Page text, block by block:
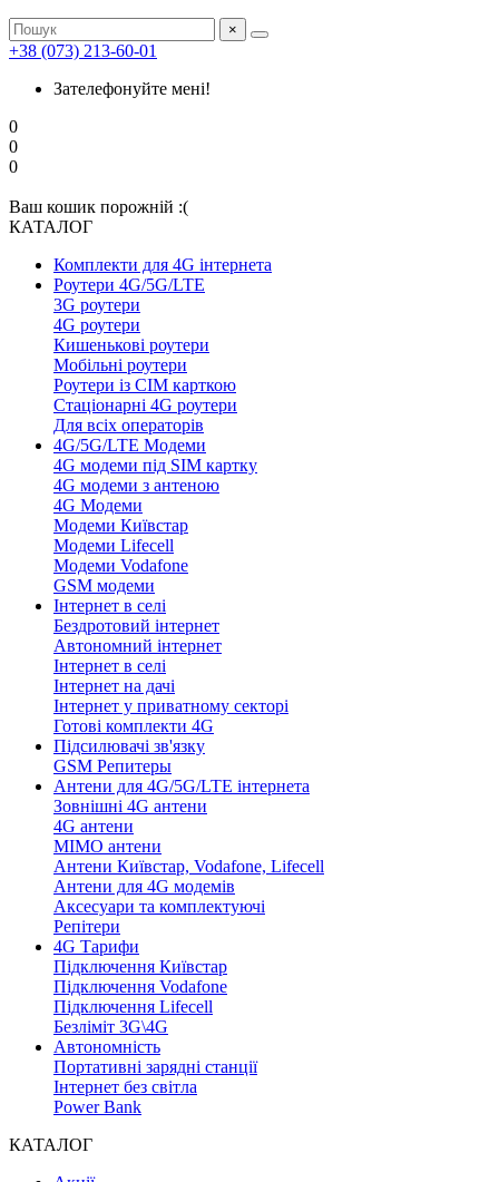
×
+38 (073) 213-60-01
Зателефонуйте мені!
0
0
0
Ваш кошик порожній :(
КАТАЛОГ
Комплекти для 4G інтернета
Роутери 4G/5G/LTE
3G роутери
4G роутери
Кишенькові роутери
Мобільні роутери
Роутери із СІМ карткою
Стаціонарні 4G роутери
Для всіх операторів
4G/5G/LTE Модеми
4G модеми під SIM картку
4G модеми з антеною
4G Модеми
Модеми Київстар
Модеми Lifecell
Модеми Vodafone
GSM модеми
Інтернет в селі
Бездротовий інтернет
Автономний інтернет
Інтернет в селі
Інтернет на дачі
Інтернет у приватному секторі
Готові комплекти 4G
Підсилювачі зв'язку
GSM Репитеры
Антени для 4G/5G/LTE інтернета
Зовнішні 4G антени
4G антени
MIMO антени
Антени Київстар, Vodafone, Lifecell
Антени для 4G модемів
Аксесуари та комплектуючі
Репітери
4G Тарифи
Підключення Київстар
Підключення Vodafone
Підключення Lifecell
Безліміт 3G\4G
Автономність
Портативні зарядні станції
Інтернет без світла
Power Bank
КАТАЛОГ